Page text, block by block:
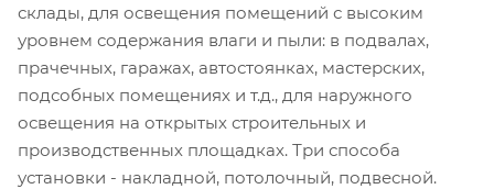
склады, для освещения помещений с высоким
уровнем содержания влаги и пыли: в подвалах,
прачечных, гаражах, автостоянках, мастерских,
подсобных помещениях и т.д., для наружного
освещения на открытых строительных и
производственных площадках. Три способа
установки - накладной, потолочный, подвесной.